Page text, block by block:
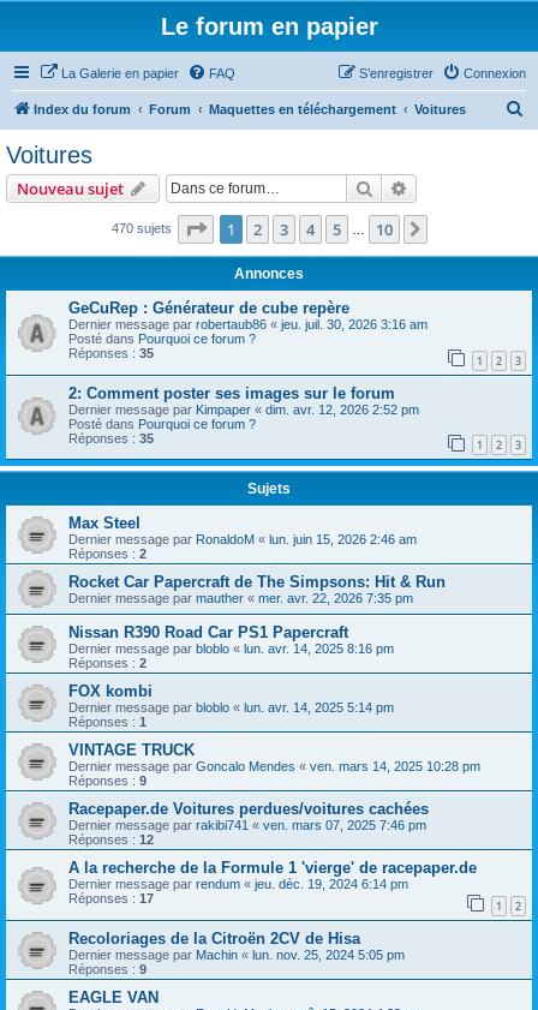
Le forum en papier
La Galerie en papier FAQ Connexion
S’enregistrer
Index du forum Forum Maquettes en téléchargement Voitures
r
Voitures
Nouveau sujet Rechercher
470 sujets Page 1sur10
1 2 3 4 5 10
Annonces
GeCuRep : Générateur de cube repère
Dernier message par robertaub86 « jeu. juil. 30, 2026 3:16 am
Posté dans Pourquoi ce forum ?
Réponses : 35 1 2 3
2: Comment poster ses images sur le forum
Dernier message par Kimpaper « dim. avr. 12, 2026 2:52 pm
Posté dans Pourquoi ce forum ?
Réponses : 35 1 2 3
Sujets
Max Steel
Dernier message par RonaldoM « lun. juin 15, 2026 2:46 am
Réponses : 2
Rocket Car Papercraft de The Simpsons: Hit & Run
Dernier message par mauther « mer. avr. 22, 2026 7:35 pm
Nissan R390 Road Car PS1 Papercraft
Dernier message par bloblo « lun. avr. 14, 2025 8:16 pm
Réponses : 2
FOX kombi
Dernier message par bloblo « lun. avr. 14, 2025 5:14 pm
Réponses : 1
VINTAGE TRUCK
Dernier message par Goncalo Mendes « ven. mars 14, 2025 10:28 pm
Réponses : 9
Racepaper.de Voitures perdues/voitures cachées
Dernier message par rakibi741 « ven. mars 07, 2025 7:46 pm
Réponses : 12
A la recherche de la Formule 1 'vierge' de racepaper.de
Dernier message par rendum « jeu. déc. 19, 2024 6:14 pm
Réponses : 17 1 2
Recoloriages de la Citroën 2CV de Hisa
Dernier message par Machin « lun. nov. 25, 2024 5:05 pm
Réponses : 9
EAGLE VAN